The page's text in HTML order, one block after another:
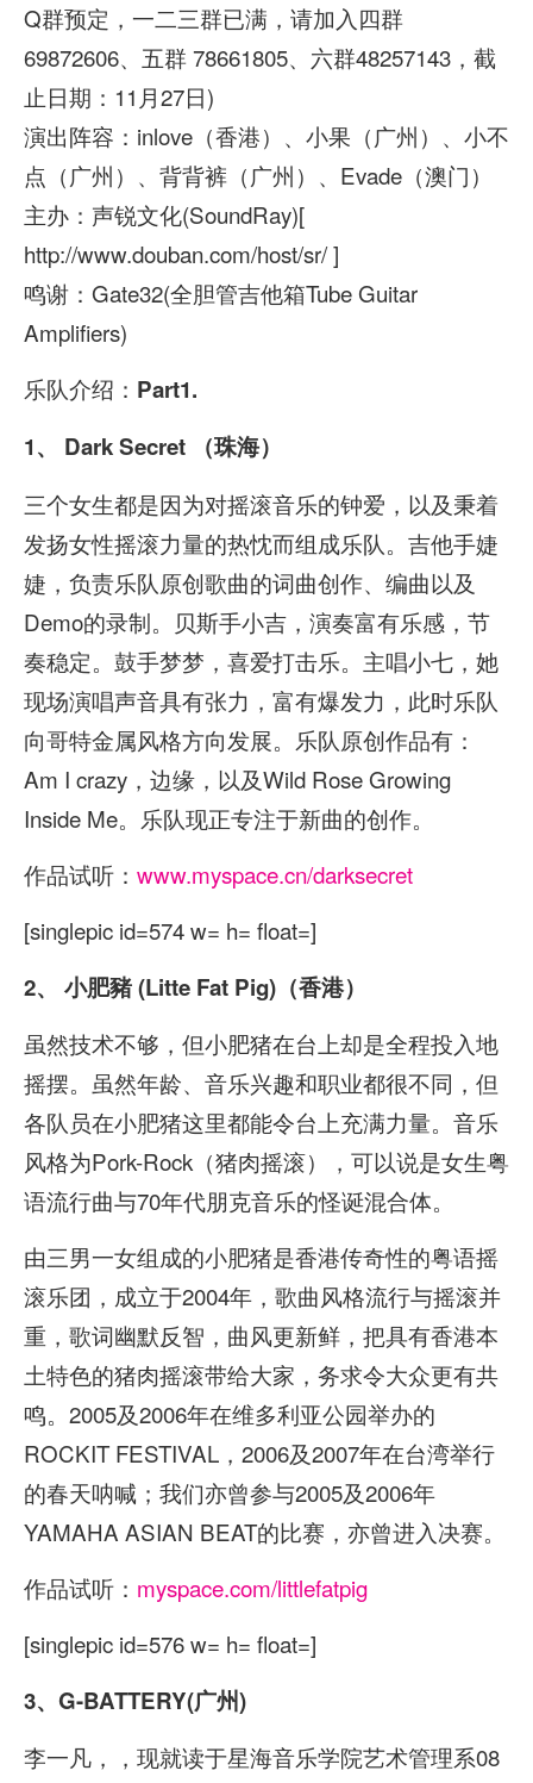
Q群预定，一二三群已满，请加入四群
69872606、五群 78661805、六群48257143，截
止日期：11月27日)
演出阵容：inlove（香港）、小果（广州）、小不
点（广州）、背背裤（广州）、Evade（澳门）
主办：声锐文化(SoundRay)[
http://www.douban.com/host/sr/ ]
鸣谢：Gate32(全胆管吉他箱Tube Guitar
Amplifiers)
乐队介绍： Part1.
1、 Dark Secret （珠海）
三个女生都是因为对摇滚音乐的钟爱，以及秉着
发扬女性摇滚力量的热忱而组成乐队。吉他手婕
婕，负责乐队原创歌曲的词曲创作、编曲以及
Demo的录制。贝斯手小吉，演奏富有乐感，节
奏稳定。鼓手梦梦，喜爱打击乐。主唱小七，她
现场演唱声音具有张力，富有爆发力，此时乐队
向哥特金属风格方向发展。乐队原创作品有：
Am I crazy，边缘，以及Wild Rose Growing
Inside Me。乐队现正专注于新曲的创作。
作品试听： www.myspace.cn/darksecret
[singlepic id=574 w= h= float=]
2、 小肥豬(Litte Fat Pig)（香港）
虽然技术不够，但小肥猪在台上却是全程投入地
摇摆。虽然年龄、音乐兴趣和职业都很不同，但
各队员在小肥猪这里都能令台上充满力量。音乐
风格为Pork-Rock（猪肉摇滚），可以说是女生粤
语流行曲与70年代朋克音乐的怪诞混合体。
由三男一女组成的小肥猪是香港传奇性的粤语摇
滚乐团，成立于2004年，歌曲风格流行与摇滚并
重，歌词幽默反智，曲风更新鲜，把具有香港本
土特色的猪肉摇滚带给大家，务求令大众更有共
鸣。2005及2006年在维多利亚公园举办的
ROCKIT FESTIVAL，2006及2007年在台湾举行
的春天呐喊；我们亦曾参与2005及2006年
YAMAHA ASIAN BEAT的比赛，亦曾进入决赛。
作品试听： myspace.com/littlefatpig
[singlepic id=576 w= h= float=]
3、G-BATTERY(广州)
李一凡，，现就读于星海音乐学院艺术管理系08